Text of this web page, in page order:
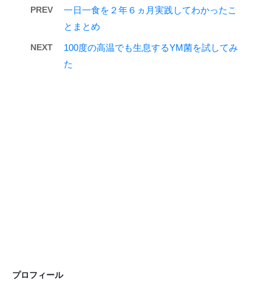
PREV
一日一食を２年６ヵ月実践してわかったこ
とまとめ
NEXT
100度の高温でも生息するYM菌を試してみ
た
プロフィール